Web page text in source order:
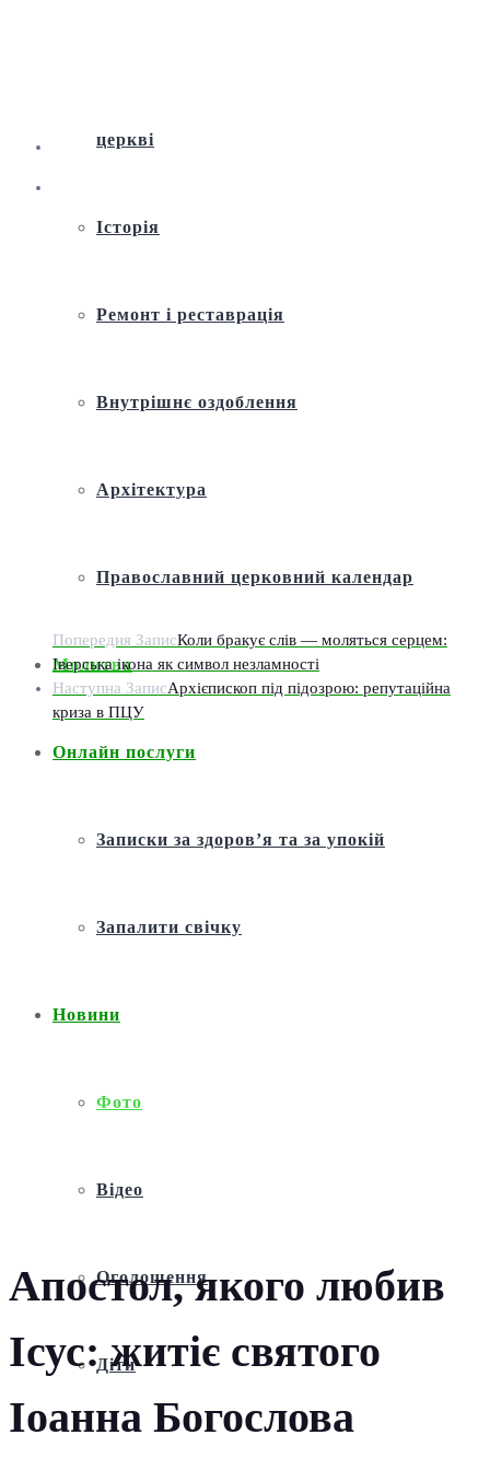
церкві
Історія
Ремонт і реставрація
Внутрішнє оздоблення
Архітектура
Православний церковний календар
Молитва
Онлайн послуги
Записки за здоров’я та за упокій
Запалити свічку
Новини
Фото
Відео
Оголошення
Діти
Апостол, якого любив
Ісус: житіє святого
Іоанна Богослова
Попередня ЗаписКоли бракує слів — моляться серцем:
Іверська ікона як символ незламності
Наступна ЗаписАрхієпископ під підозрою: репутаційна
криза в ПЦУ